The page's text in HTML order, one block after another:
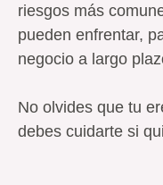
riesgos más
pueden enfrentar,
negocio a largo
No olvides que tu
debes cuidarte si